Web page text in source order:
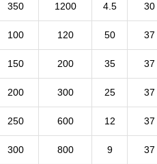
350 1200 4.5 30
100 120 50 37
150 200 35 37
200 300 25 37
250 600 12 37
300 800 9 37